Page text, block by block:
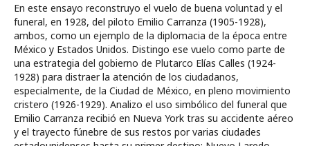
En este ensayo reconstruyo el vuelo de buena voluntad y el
funeral, en 1928, del piloto Emilio Carranza (1905-1928),
ambos, como un ejemplo de la diplomacia de la época entre
México y Estados Unidos. Distingo ese vuelo como parte de
una estrategia del gobierno de Plutarco Elías Calles (1924-
1928) para distraer la atención de los ciudadanos,
especialmente, de la Ciudad de México, en pleno movimiento
cristero (1926-1929). Analizo el uso simbólico del funeral que
Emilio Carranza recibió en Nueva York tras su accidente aéreo
y el trayecto fúnebre de sus restos por varias ciudades